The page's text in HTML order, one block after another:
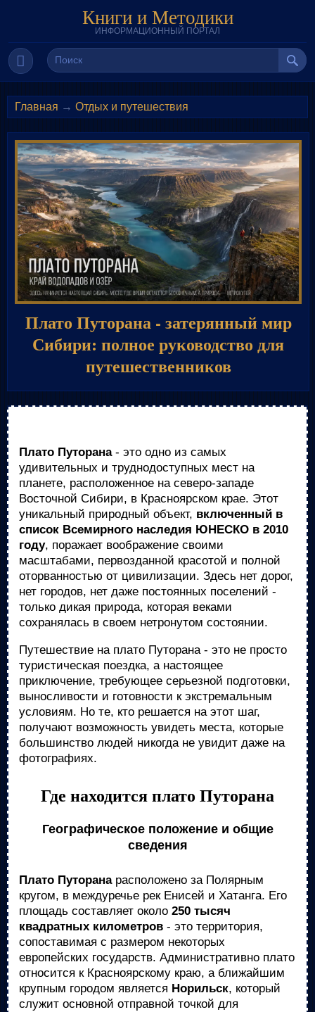
Книги и Методики
ИНФОРМАЦИОННЫЙ ПОРТАЛ
Главная → Отдых и путешествия
Плато Путорана - затерянный мир
Сибири: полное руководство для
путешественников
Плато Путорана- это одно из самых
удивительных и труднодоступных мест на
планете, расположенное на северо-западе
Восточной Сибири, в Красноярском крае. Этот
уникальный природный объект, включенный в
список Всемирного наследия ЮНЕСКО в 2010
году, поражает воображение своими
масштабами, первозданной красотой и полной
оторванностью от цивилизации. Здесь нет дорог,
нет городов, нет даже постоянных поселений -
только дикая природа, которая веками
сохранялась в своем нетронутом состоянии.
Путешествие на плато Путорана - это не просто
туристическая поездка, а настоящее
приключение, требующее серьезной подготовки,
выносливости и готовности к экстремальным
условиям. Но те, кто решается на этот шаг,
получают возможность увидеть места, которые
большинство людей никогда не увидит даже на
фотографиях.
Где находится плато Путорана
Географическое положение и общие
сведения
Плато Путоранарасположено за Полярным
кругом, в междуречье рек Енисей и Хатанга. Его
площадь составляет около 250 тысяч
квадратных километров - это территория,
сопоставимая с размером некоторых
европейских государств. Административно плато
относится к Красноярскому краю, а ближайшим
крупным городом является Норильск, который
служит основной отправной точкой для